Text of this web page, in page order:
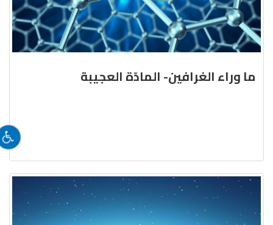
ما وراء الغرافين- المادّة العجيبة